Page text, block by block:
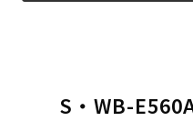
S・WB-